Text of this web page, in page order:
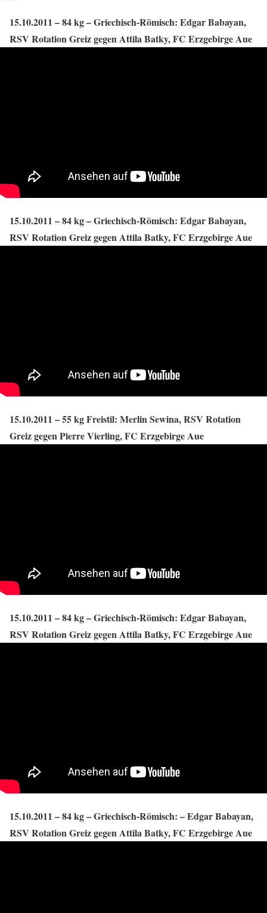
15.10.2011 – 84 kg – Griechisch-Römisch: Edgar Babayan,
RSV Rotation Greiz gegen Attila Batky, FC Erzgebirge Aue
15.10.2011 – 84 kg – Griechisch-Römisch: Edgar Babayan,
RSV Rotation Greiz gegen Attila Batky, FC Erzgebirge Aue
15.10.2011 – 55 kg Freistil: Merlin Sewina, RSV Rotation
Greiz gegen Pierre Vierling, FC Erzgebirge Aue
15.10.2011 – 84 kg – Griechisch-Römisch: Edgar Babayan,
RSV Rotation Greiz gegen Attila Batky, FC Erzgebirge Aue
15.10.2011 – 84 kg – Griechisch-Römisch: – Edgar Babayan,
RSV Rotation Greiz gegen Attila Batky, FC Erzgebirge Aue